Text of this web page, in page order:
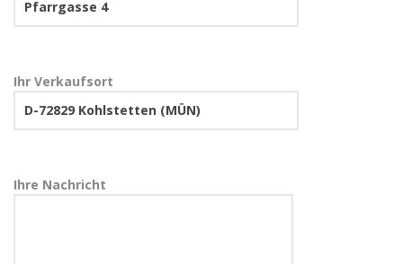
Ihr Verkaufsort
Ihre Nachricht